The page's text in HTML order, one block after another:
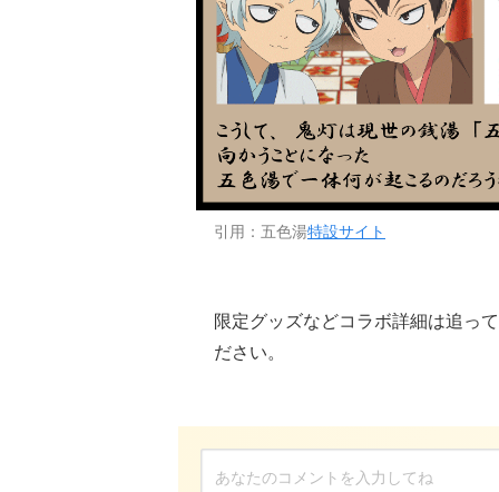
引用：五色湯特設サイト
限定グッズなどコラボ詳細は追っ
ださい。